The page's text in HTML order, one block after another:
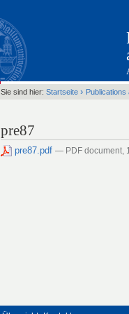
Sie sind hier: Startseite › Publications
pre87
pre87.pdf — PDF document,